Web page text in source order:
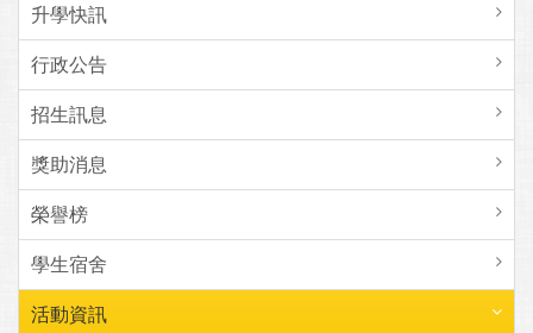
升學快訊
行政公告
招生訊息
獎助消息
榮譽榜
學生宿舍
活動資訊